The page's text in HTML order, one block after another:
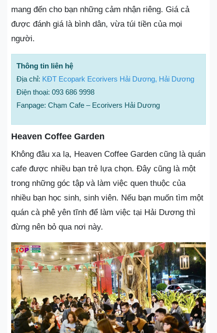
mang đến cho bạn những cảm nhận riêng. Giá cả
được đánh giá là bình dân, vừa túi tiền của mọi
người.
Thông tin liên hệ
Địa chỉ: KĐT Ecopark Ecorivers Hải Dương, Hải Dương
Điện thoại: 093 686 9998
Fanpage: Chạm Cafe – Ecorivers Hải Dương
Heaven Coffee Garden
Không đâu xa lạ, Heaven Coffee Garden cũng là quán
cafe được nhiều bạn trẻ lựa chọn. Đây cũng là một
trong những góc tập và làm việc quen thuộc của
nhiều bạn học sinh, sinh viên. Nếu bạn muốn tìm một
quán cà phê yên tĩnh để làm việc tại Hải Dương thì
đừng nên bỏ qua nơi này.